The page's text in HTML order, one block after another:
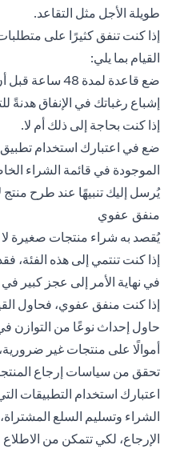
طويلة الأجل مثل التقاعد.
إذا كنت تنفق كثيرًا على
القيام بما يلي:
ضع قاعدة لمدة
إشباع رغباتك في الإنفاق هدنةً
إذا كنت بحاجة إلى ذلك أم لا.
ضع في اعتبارك استخدام تطبيق
الموجودة في قائمة الشراء
يُرسل إليك تنبيهًا عند طرح منتج
منفق عفوي
يُقصد به شراء منتجات صغيرة لا
إذا كنت تنتمي إلى هذه الفئة،
في نهاية الأمر إلى عجز كبير
إذا كنت منفق عفوي، فحاول
حاول إحداث نوعًا من التوازن
أموالًا على منتجات غير ضرورية،
تحقق من سياسات إرجاع
اعتبارك استخدام التطبيقات
الشراء وتسليم السلع
الإرجاع، لكي تتمكن من